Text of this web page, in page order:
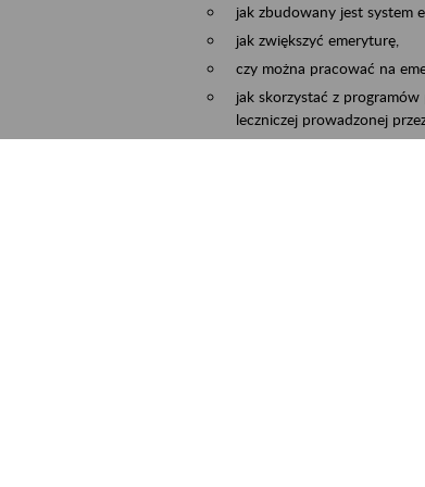
jak zbudowany jest system
jak zwiększyć emeryturę,
czy można pracować na
jak skorzystać z
leczniczej prowadzonej